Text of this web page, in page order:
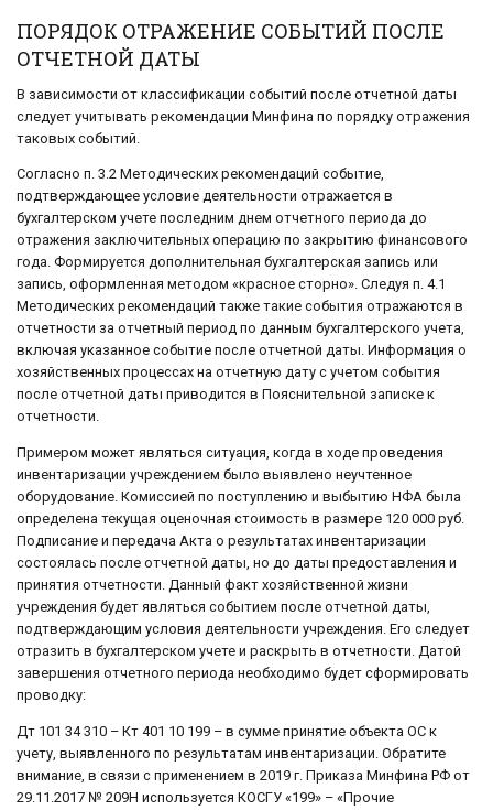
ПОРЯДОК ОТРАЖЕНИЕ СОБЫТИЙ ПОСЛЕ
ОТЧЕТНОЙ ДАТЫ
В зависимости от классификации событий после отчетной даты
следует учитывать рекомендации Минфина по порядку отражения
таковых событий.
Согласно п. 3.2 Методических рекомендаций событие,
подтверждающее условие деятельности отражается в
бухгалтерском учете последним днем отчетного периода до
отражения заключительных операцию по закрытию финансового
года. Формируется дополнительная бухгалтерская запись или
запись, оформленная методом «красное сторно». Следуя п. 4.1
Методических рекомендаций также такие события отражаются в
отчетности за отчетный период по данным бухгалтерского учета,
включая указанное событие после отчетной даты. Информация о
хозяйственных процессах на отчетную дату с учетом события
после отчетной даты приводится в Пояснительной записке к
отчетности.
Примером может являться ситуация, когда в ходе проведения
инвентаризации учреждением было выявлено неучтенное
оборудование. Комиссией по поступлению и выбытию НФА была
определена текущая оценочная стоимость в размере 120 000 руб.
Подписание и передача Акта о результатах инвентаризации
состоялась после отчетной даты, но до даты предоставления и
принятия отчетности. Данный факт хозяйственной жизни
учреждения будет являться событием после отчетной даты,
подтверждающим условия деятельности учреждения. Его следует
отразить в бухгалтерском учете и раскрыть в отчетности. Датой
завершения отчетного периода необходимо будет сформировать
проводку:
Дт 101 34 310 – Кт 401 10 199 – в сумме принятие объекта ОС к
учету, выявленного по результатам инвентаризации. Обратите
внимание, в связи с применением в 2019 г. Приказа Минфина РФ от
29.11.2017 № 209Н используется КОСГУ «199» – «Прочие